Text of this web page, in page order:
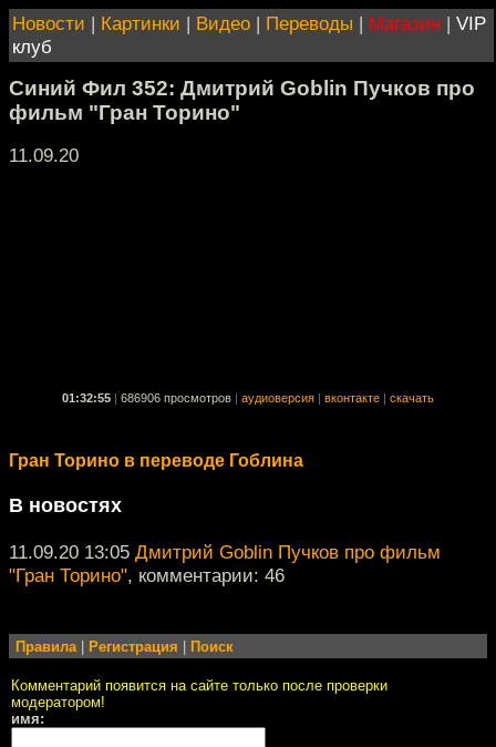
Новости | Картинки | Видео | Переводы | Магазин | VIP
клуб
Синий Фил 352: Дмитрий Goblin Пучков про
фильм "Гран Торино"
11.09.20
01:32:55 686906 просмотров аудиоверсия вконтакте скачать
Гран Торино в переводе Гоблина
В новостях
11.09.20 13:05 Дмитрий Goblin Пучков про фильм
"Гран Торино", комментарии: 46
Правила| Регистрация Поиск
Комментарий появится на сайте только после проверки
модератором!
имя: